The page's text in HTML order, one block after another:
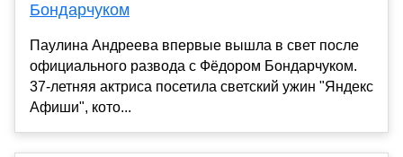
Бондарчуком
Паулина Андреева впервые вышла в свет после
официального развода с Фёдором Бондарчуком.
37-летняя актриса посетила светский ужин "Яндекс
Афиши", кото...